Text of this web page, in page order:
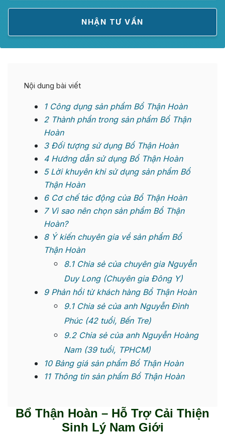
Nội dung bài viết
1Công dụng sản phẩm Bổ Thận Hoàn
2Thành phần trong sản phẩm Bổ Thận
Hoàn
3Đối tượng sử dụng Bổ Thận Hoàn
4Hướng dẫn sử dụng Bổ Thận Hoàn
5Lời khuyên khi sử dụng sản phẩm Bổ
Thận Hoàn
6Cơ chế tác động của Bổ Thận Hoàn
7Vì sao nên chọn sản phẩm Bổ Thận
Hoàn?
8Ý kiến chuyên gia về sản phẩm Bổ
Thận Hoàn
8.1Chia sẻ của chuyên gia Nguyễn
Duy Long (Chuyên gia Đông Y)
9Phản hồi từ khách hàng Bổ Thận Hoàn
9.1Chia sẻ của anh Nguyễn Đình
Phúc (42 tuổi, Bến Tre)
9.2Chia sẻ của anh Nguyễn Hoàng
Nam (39 tuổi, TPHCM)
10Bảng giá sản phẩm Bổ Thận Hoàn
11Thông tin sản phẩm Bổ Thận Hoàn
Bổ Thận Hoàn – Hỗ Trợ Cải Thiện
Sinh Lý Nam Giới